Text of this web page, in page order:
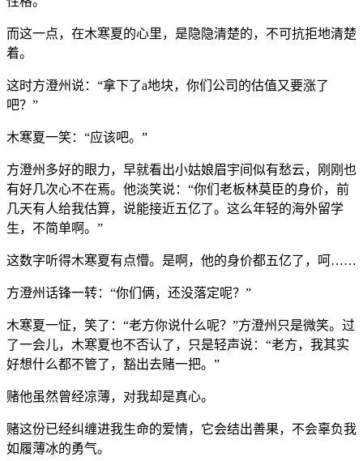
而这一点，在木寒夏的心里，是隐隐清楚的，不可抗拒地清楚
着。
这时方澄州说：“拿下了a地块，你们公司的估值又要涨了
吧？”
木寒夏一笑：“应该吧。”
方澄州多好的眼力，早就看出小姑娘眉宇间似有愁云，刚刚也
有好几次心不在焉。他淡笑说：“你们老板林莫臣的身价，前
几天有人给我估算，说能接近五亿了。这么年轻的海外留学
生，不简单啊。”
这数字听得木寒夏有点懵。是啊，他的身价都五亿了，呵……
方澄州话锋一转：“你们俩，还没落定呢？”
木寒夏一怔，笑了：“老方你说什么呢？”方澄州只是微笑。过
了一会儿，木寒夏也不否认了，只是轻声说：“老方，我其实
好想什么都不管了，豁出去赌一把。”
赌他虽然曾经凉薄，对我却是真心。
赌这份已经纠缠进我生命的爱情，它会结出善果，不会辜负我
如履薄冰的勇气。